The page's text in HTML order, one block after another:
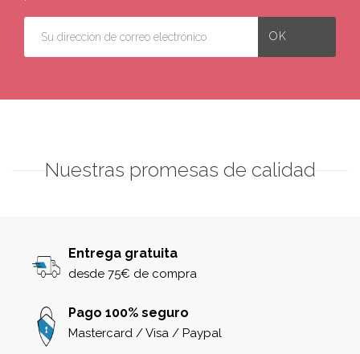
Nuestras promesas de calidad
Entrega gratuita
desde 75€ de compra
Pago 100% seguro
Mastercard / Visa / Paypal